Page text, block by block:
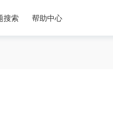
搜索 帮助中心